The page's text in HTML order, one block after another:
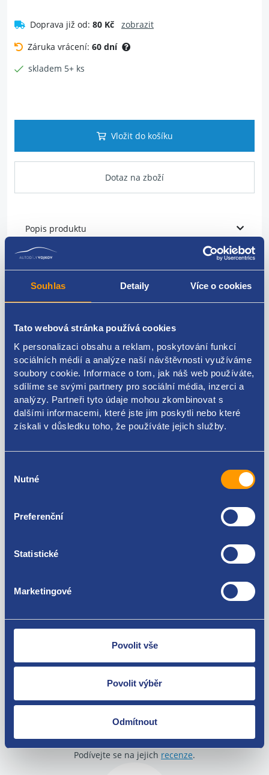
Souhlas Detaily Více o cookies
Tato webová stránka používá cookies
K personalizaci obsahu a reklam, poskytování funkcí
sociálních médií a analýze naší návštěvnosti využíváme
soubory cookie. Informace o tom, jak náš web používáte,
sdílíme se svými partnery pro sociální média, inzerci a
analýzy. Partneři tyto údaje mohou zkombinovat s
dalšími informacemi, které jste jim poskytli nebo které
získali v důsledku toho, že používáte jejich služby.
souhlasu
Nutné
Preferenční
Statistické
Marketingové
Povolit vše
Povolit výběr
Odmítnout
Doprava již od: 80 Kč
zobrazit
Záruka vrácení: 60 dní
skladem 5+ ks
Vložit do košíku
Dotaz na zboží
Popis produktu
VAG originál: 079133551B
Kódy produktu
079133551B
Použitelné pro vozy
Audi A8 (D3) 2003 - 2010 4.2
Audi A4 (B7) 2004 - 2009 S4
zakoupení. Nebo vám pošleme náhradu.
O své zákazníky se staráme
Máme tisíce spokojených zákazníků.
Podívejte se na jejich recenze.